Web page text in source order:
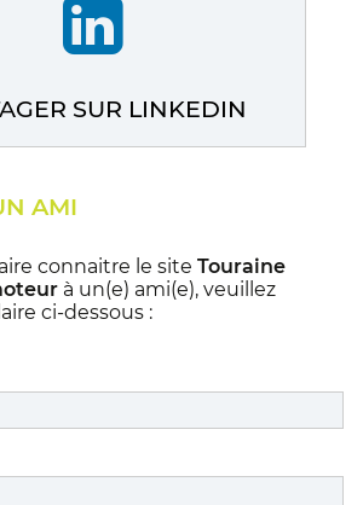
SUR LINKEDIN
AMI
connaitre le site Touraine
à un(e) ami(e), veuillez
ci-dessous :